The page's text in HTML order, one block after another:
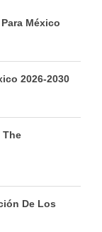
México
2026-2030
The
De Los